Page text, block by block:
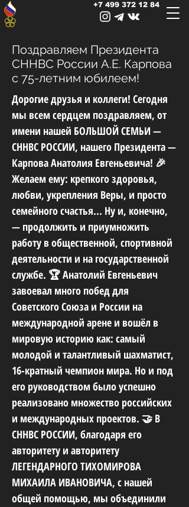
+7 499 372 12 84
Поздравляем Президента
СННВС России А.Е. Карпова
с 75-летним юбилеем!
Дорогие друзья и коллеги! Сегодня
мы всем сердцем поздравляем, от
имени нашей БОЛЬШОЙ СЕМЬИ —
СННВС РОССИИ, нашего Президента —
Карпова Анатолия Евгеньевича! 🎉
Желаем ему: крепкого здоровья,
любви, укрепления Веры, и просто
семейного счастья... Ну и, конечно,
— продолжить и приумножить
работу в общественной, спортивной
деятельности и на государственной
службе. 🏆 Анатолий Евгеньевич
завоевал много побед для
Советского Союза и России на
международной арене и вошёл в
мировую историю как: самый
молодой и талантливый шахматист,
16-кратный чемпион мира. Но и под
его руководством было успешно
реализовано множество российских
и международных проектов. 🤝 В
СННВС РОССИИ, благодаря его
авторитету и авторитету
ЛЕГЕНДАРНОГО ТИХОМИРОВА
МИХАИЛА ИВАНОВИЧА, с нашей
общей помощью, мы объединили